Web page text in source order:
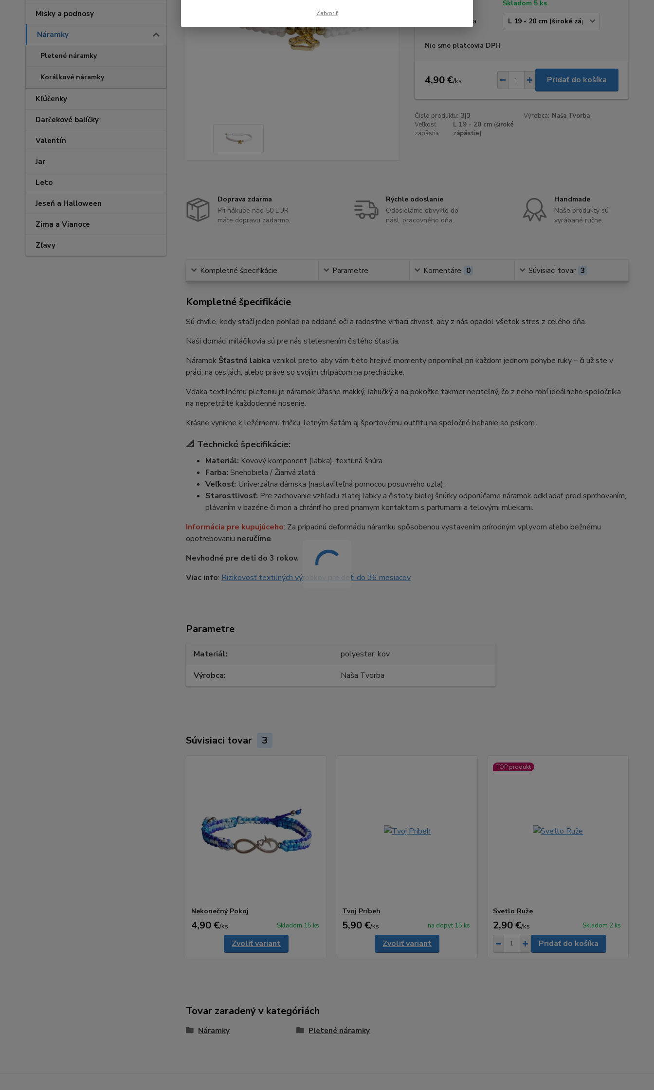
Misky a podnosy
Náramky
Pletené náramky
Korálkové náramky
Kľúčenky
Darčekové balíčky
Valentín
Jar
Leto
Jeseň a Halloween
Zima a Vianoce
Zľavy
Skladom 5 ks
Veľkosť zápästia
Nie sme platcovia DPH
4,90 €/ks Pridať do košíka
Číslo produktu: 3|3 Výrobca: Naša Tvorba
Veľkosť
zápästia:
L 19 - 20 cm (široké
zápästie)
Doprava zdarma
Pri nákupe nad 50 EUR
máte dopravu zadarmo.
Rýchle odoslanie
Odosielame obvykle do
násl. pracovného dňa.
Handmade
Naše produkty sú
vyrábané ručne.
Kompletné špecifikácie Parametre Komentáre 0 Súvisiaci tovar 3
Kompletné špecifikácie
Sú chvíle, kedy stačí jeden pohľad na oddané oči a radostne vrtiaci chvost, aby z nás opadol všetok stres z celého dňa.
Naši domáci miláčikovia sú pre nás stelesnením čistého šťastia.
Náramok Šťastná labka vznikol preto, aby vám tieto hrejivé momenty pripomínal pri každom jednom pohybe ruky – či už ste v
práci, na cestách, alebo práve so svojím chlpáčom na prechádzke.
Vďaka textilnému pleteniu je náramok úžasne mäkký, ľahučký a na pokožke takmer neciteľný, čo z neho robí ideálneho spoločníka
na nepretržité každodenné nosenie.
Krásne vynikne k ležérnemu tričku, letným šatám aj športovému outfitu na spoločné behanie so psíkom.
📐 Technické špecifikácie:
Materiál: Kovový komponent (labka), textilná šnúra.
Farba: Snehobiela / Žiarivá zlatá.
Veľkosť: Univerzálna dámska (nastaviteľná pomocou posuvného uzla).
Starostlivosť: Pre zachovanie vzhľadu zlatej labky a čistoty bielej šnúrky odporúčame náramok odkladať pred sprchovaním,
plávaním v bazéne či mori a chrániť ho pred priamym kontaktom s parfumami a telovými mliekami.
Informácia pre kupujúceho: Za prípadnú deformáciu náramku spôsobenou vystavením prírodným vplyvom alebo bežnému
opotrebovaniu neručíme.
Nevhodné pre deti do 3 rokov.
Viac info: Rizikovosť textilných výrobkov pre deti do 36 mesiacov
Parametre
Materiál
polyester, kov
Výrobca
Naša Tvorba
Súvisiaci tovar 3
Nekonečný Pokoj
4,90 €/ks Skladom 15 ks
Zvoliť variant
Tvoj Príbeh
5,90 €/ks na dopyt 15 ks
Zvoliť variant
TOP produkt
Svetlo Ruže
2,90 €/ks Skladom 2 ks
Pridať do košíka
Tovar zaradený v kategóriách
Náramky Pletené náramky
Zatvoriť